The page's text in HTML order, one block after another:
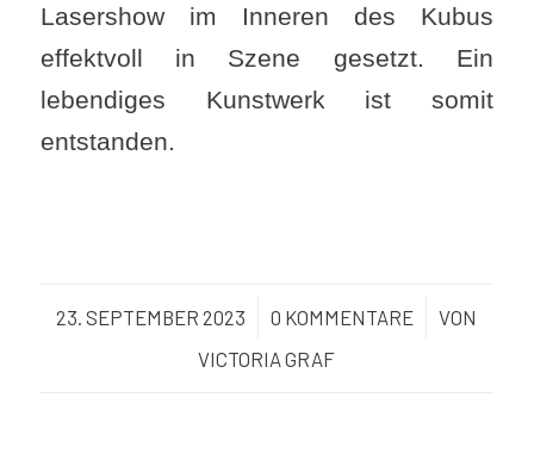
Lasershow im Inneren des Kubus
effektvoll in Szene gesetzt. Ein
lebendiges Kunstwerk ist somit
entstanden.
23. SEPTEMBER 2023
/ 0 KOMMENTARE
/
VON
VICTORIA GRAF